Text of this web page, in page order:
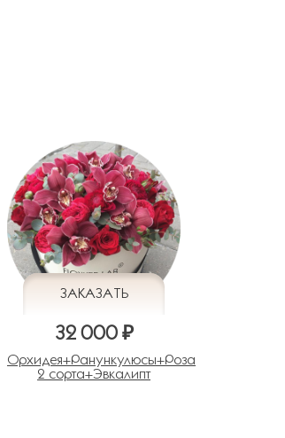
32 000 ₽
Орхидея+Ранункулюсы+Роза
2 сорта+Эвкалипт